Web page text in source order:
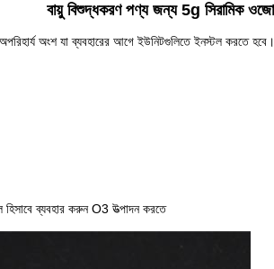
বায়ু বিশুদ্ধকরণ পণ্য জন্য 5g সিরামিক
অংশ যা ব্যবহারের আগে ইউনিটগুলিতে ইনস্টল করতে হবে।
হিসাবে ব্যবহার করুন O3 উত্পাদন করতে